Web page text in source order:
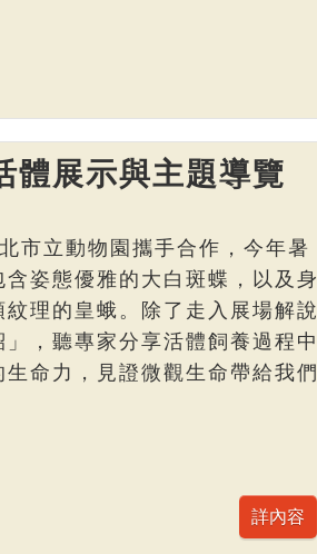
體展示與主題導覽
市立動物園攜手合作，今年暑
姿態優雅的大白斑蝶，以及身
理的皇蛾。除了走入展場解說
，聽專家分享活體飼養過程中
命力，見證微觀生命帶給我們